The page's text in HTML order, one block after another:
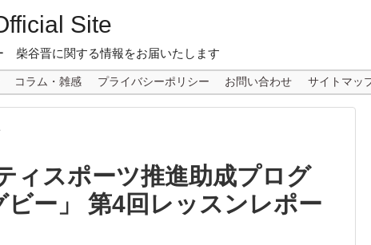
Site
柴谷晋に関する情報をお届いたします
コラム・雑感 プライバシーポリシー お問い合わせ サイトマッ
ィスポーツ推進助成プログ
ー」 第4回レッスンレポー